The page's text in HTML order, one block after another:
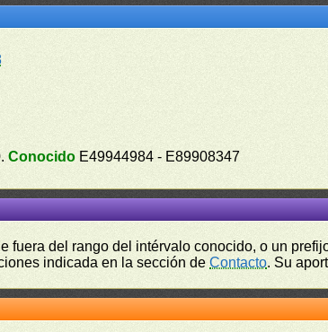
Conocido E49944984 - E89908347
fuera del rango del intérvalo conocido, o un
indicada en la sección deContacto. Su